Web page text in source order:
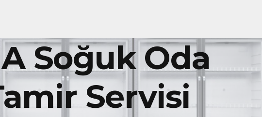
Soğuk Oda
Servisi